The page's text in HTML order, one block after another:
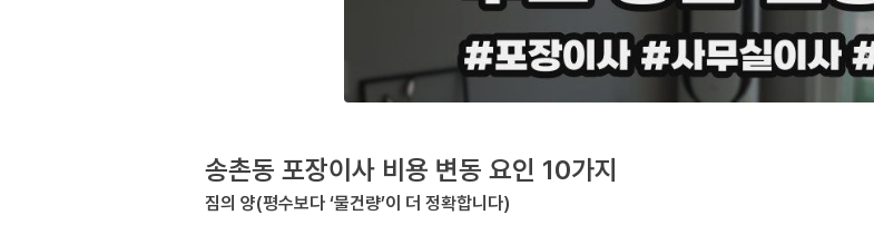
송촌동 포장이사 비용 변동 요인 10가지
짐의 양(평수보다 ‘물건량’이 더 정확합니다)